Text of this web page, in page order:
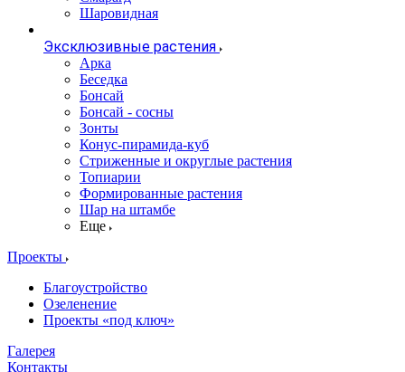
Шаровидная
Эксклюзивные растения
Арка
Беседка
Бонсай
Бонсай - сосны
Зонты
Конус-пирамида-куб
Стриженные и округлые растения
Топиарии
Формированные растения
Шар на штамбе
Еще
Проекты
Благоустройство
Озеленение
Проекты «под ключ»
Галерея
Контакты